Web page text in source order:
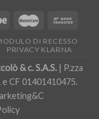
DI RECESSO
PRIVACY KLARNA
& c. S.A.S.
| P.zza
CF 01401410475.